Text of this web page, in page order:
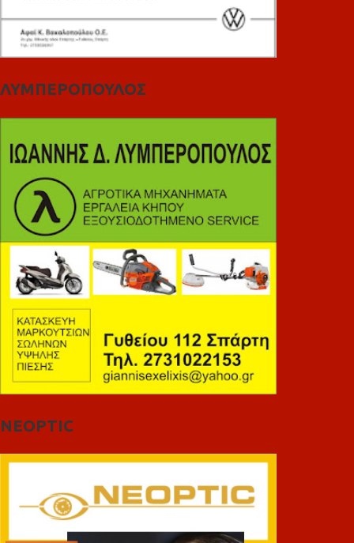
ΛΥΜΠΕΡΟΠΟΥΛΟΣ
NEOPTIC